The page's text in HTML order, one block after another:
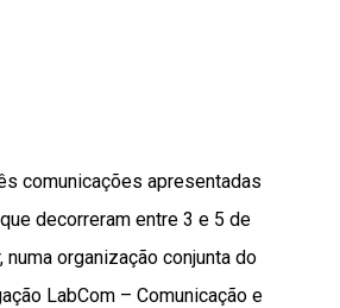
comunicações apresentadas
decorreram entre 3 e 5 de
organização conjunta do
LabCom – Comunicação e